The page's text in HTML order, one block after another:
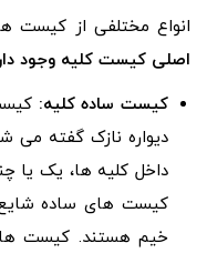
انواع مختلفی از کیست
اصلی کیست کلیه وجود
کیست ساده کلیه:
دیواره نازک گفته می
داخل کلیه ها، یک یا
کیست های ساده
خیم هستند. کیست